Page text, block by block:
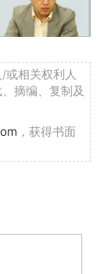
或相关权利人
摘编、复制及
，获得书面